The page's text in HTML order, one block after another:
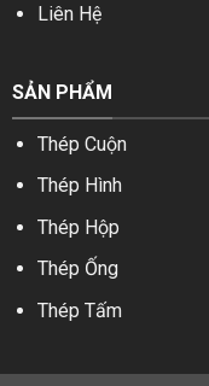
Liên Hệ
SẢN PHẨM
Thép Cuộn
Thép Hình
Thép Hộp
Thép Ống
Thép Tấm